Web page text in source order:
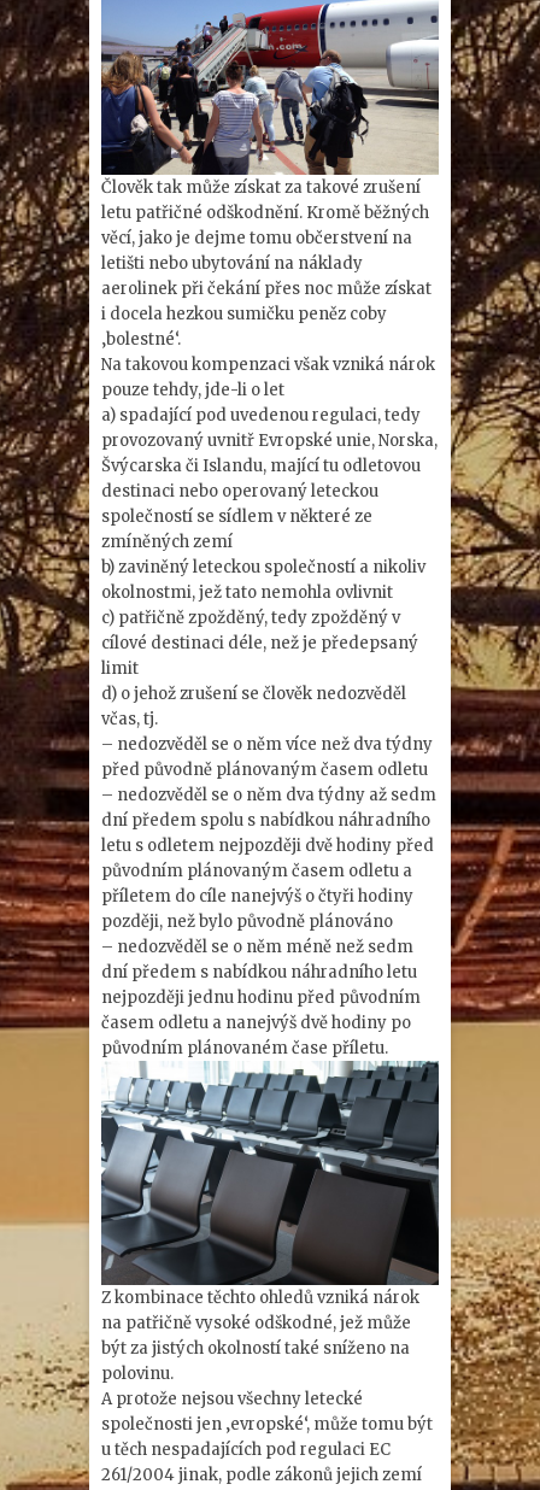
Člověk tak může získat za takové zrušení
letu patřičné odškodnění. Kromě běžných
věcí, jako je dejme tomu občerstvení na
letišti nebo ubytování na náklady
aerolinek při čekání přes noc může získat
i docela hezkou sumičku peněz coby
‚bolestné‘.
Na takovou kompenzaci však vzniká nárok
pouze tehdy, jde-li o let
a) spadající pod uvedenou regulaci, tedy
provozovaný uvnitř Evropské unie, Norska,
Švýcarska či Islandu, mající tu odletovou
destinaci nebo operovaný leteckou
společností se sídlem v některé ze
zmíněných zemí
b) zaviněný leteckou společností a nikoliv
okolnostmi, jež tato nemohla ovlivnit
c) patřičně zpožděný, tedy zpožděný v
cílové destinaci déle, než je předepsaný
limit
d) o jehož zrušení se člověk nedozvěděl
včas, tj.
– nedozvěděl se o něm více než dva týdny
před původně plánovaným časem odletu
– nedozvěděl se o něm dva týdny až sedm
dní předem spolu s nabídkou náhradního
letu s odletem nejpozději dvě hodiny před
původním plánovaným časem odletu a
příletem do cíle nanejvýš o čtyři hodiny
později, než bylo původně plánováno
– nedozvěděl se o něm méně než sedm
dní předem s nabídkou náhradního letu
nejpozději jednu hodinu před původním
časem odletu a nanejvýš dvě hodiny po
původním plánovaném čase příletu.
Z kombinace těchto ohledů vzniká nárok
na patřičně vysoké odškodné, jež může
být za jistých okolností také sníženo na
polovinu.
A protože nejsou všechny letecké
společnosti jen ‚evropské‘, může tomu být
u těch nespadajících pod regulaci EC
261/2004 jinak, podle zákonů jejich zemí